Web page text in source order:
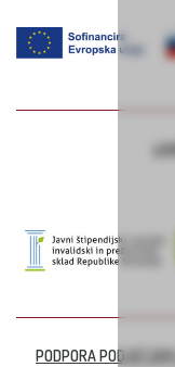
PODPORA